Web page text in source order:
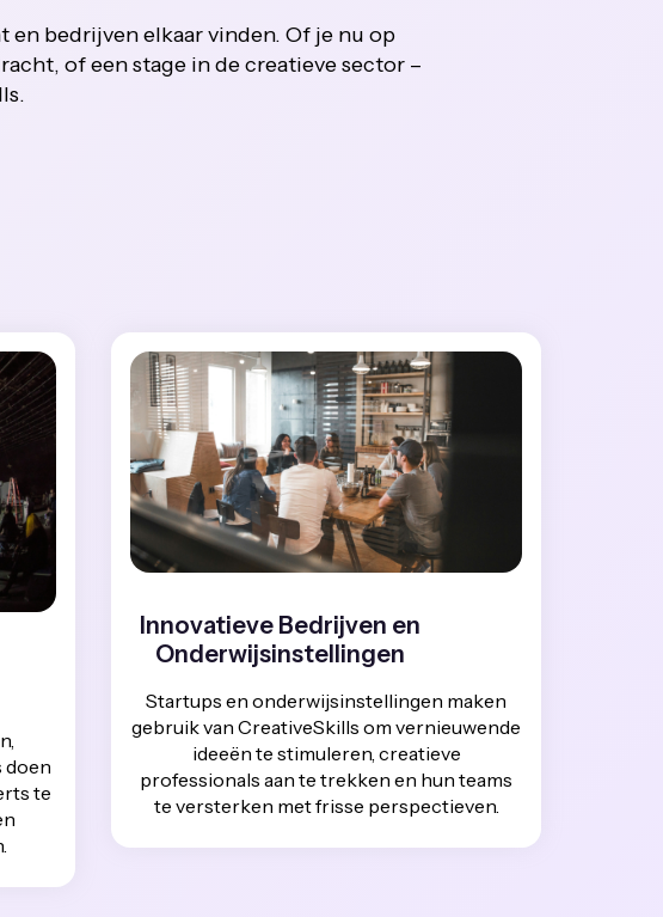
bedrijven elkaar vinden. Of je nu op
of een stage in de creatieve sector –
doen
te
Innovatieve Bedrijven en
Onderwijsinstellingen
Startups en onderwijsinstellingen maken
gebruik van CreativeSkills om vernieuwende
ideeën te stimuleren, creatieve
professionals aan te trekken en hun teams
te versterken met frisse perspectieven.